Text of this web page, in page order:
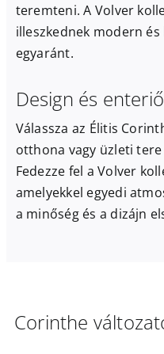
teremteni. A Volver
illeszkednek modern
egyaránt.
Design és
Válassza az Élitis
otthona vagy üzleti
Fedezze fel a Volver
amelyekkel egyedi
a minőség és a dizájn
Corinthe